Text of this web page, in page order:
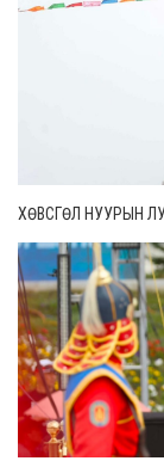
ХӨВСГӨЛ НУУРЫН